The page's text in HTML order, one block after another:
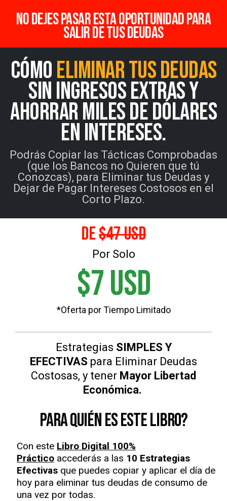
no dejes pasar esta oportunidad para
salir de tus deudas
cómoeliminar tus deudas
sin ingresos extras y
ahorrar miles de dólares
en intereses.
Podrás Copiar las Tácticas Comprobadas
(que los Bancos no Quieren que tú
Conozcas), para Eliminar tus Deudas y
Dejar de Pagar Intereses Costosos en el
Corto Plazo.
de$47 USD
Por Solo
$7 USD
*Oferta por Tiempo Limitado
Estrategias SIMPLES Y
EFECTIVAS para Eliminar Deudas
Costosas, y tener Mayor Libertad
Económica.
para quién es este libro?
Con este Libro Digital 100%
Práctico accederás a las 10 Estrategias
Efectivas que puedes copiar y aplicar el día de
hoy para eliminar tus deudas de consumo de
una vez por todas.